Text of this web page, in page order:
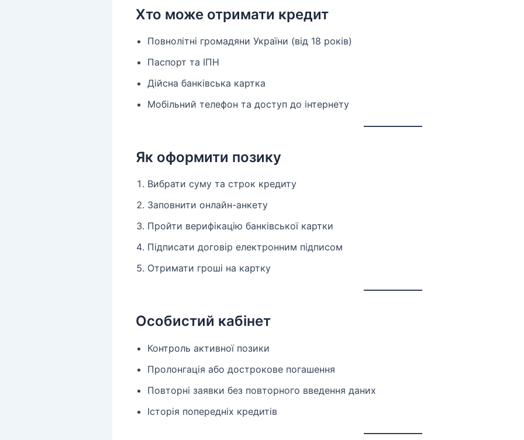
Хто може отримати кредит
Повнолітні громадяни України (від 18 років)
Паспорт та ІПН
Дійсна банківська картка
Мобільний телефон та доступ до інтернету
Як оформити позику
Вибрати суму та строк кредиту
Заповнити онлайн-анкету
Пройти верифікацію банківської картки
Підписати договір електронним підписом
Отримати гроші на картку
Особистий кабінет
Контроль активної позики
Пролонгація або дострокове погашення
Повторні заявки без повторного введення даних
Історія попередніх кредитів